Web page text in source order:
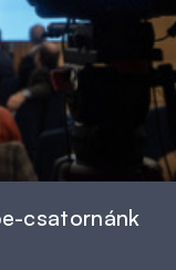
csatornánk